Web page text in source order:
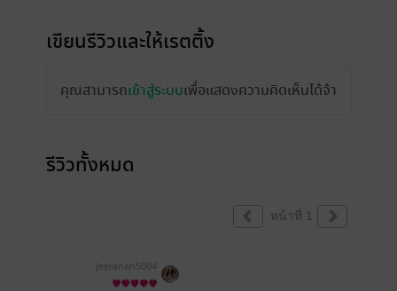
เขียนรีวิวและให้เรตติ้ง
คุณสามารถเข้าสู่ระบบเพื่อแสดงความคิดเห็นได้จ้า
รีวิวทั้งหมด
หน้าที่ 1
Jeeranan5004